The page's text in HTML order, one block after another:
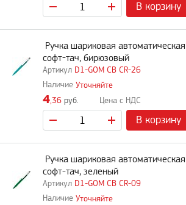
В корзину
D1-GOM CB CR-26
Ручка шариковая
софт-тач, бирюзовый
Уточняйте
4,36 руб.
В корзину
D1-GOM CB CR-09
Ручка шариковая
софт-тач, зеленый
Уточняйте